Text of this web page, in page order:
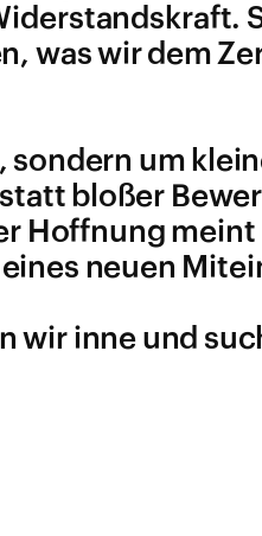
was wir dem
sondern um
bloßer
Hoffnung
neuen
wir inne und